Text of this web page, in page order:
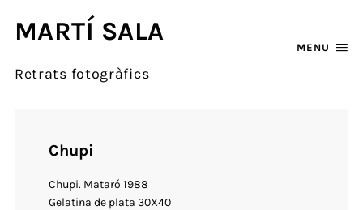
MARTÍ SALA
Retrats fotogràfics
MENU
Chupi
Chupi. Mataró 1988
Gelatina de plata 30X40